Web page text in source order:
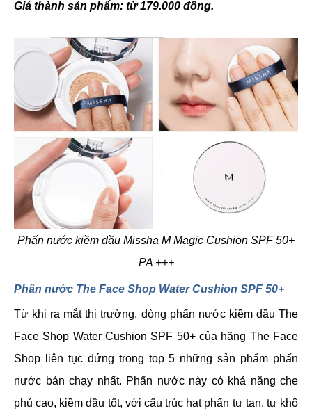
Giá thành sản phẩm: từ 179.000 đồng.
Phấn nước kiềm dầu Missha M Magic Cushion SPF 50+
PA +++
Phấn nước The Face Shop Water Cushion SPF 50+
Từ khi ra mắt thị trường, dòng phấn nước kiềm dầu The
Face Shop Water Cushion SPF 50+ của hãng The Face
Shop liên tục đứng trong top 5 những sản phẩm phấn
nước bán chạy nhất. Phấn nước này có khả năng che
phủ cao, kiềm dầu tốt, với cấu trúc hạt phấn tự tan, tự khô